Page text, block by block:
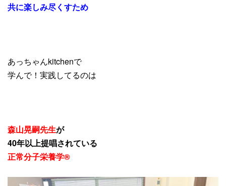
共に楽しみ尽くすため
あっちゃんkitchenで
学んで！実践してるのは
森山晃嗣先生が
40年以上提唱されている
正常分子栄養学®️